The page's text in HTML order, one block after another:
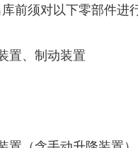
前须对以下零部件进
置、制动装置